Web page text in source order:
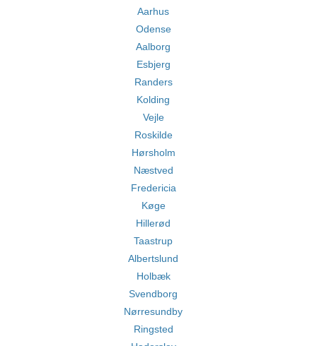
Aarhus
Odense
Aalborg
Esbjerg
Randers
Kolding
Vejle
Roskilde
Hørsholm
Næstved
Fredericia
Køge
Hillerød
Taastrup
Albertslund
Holbæk
Svendborg
Nørresundby
Ringsted